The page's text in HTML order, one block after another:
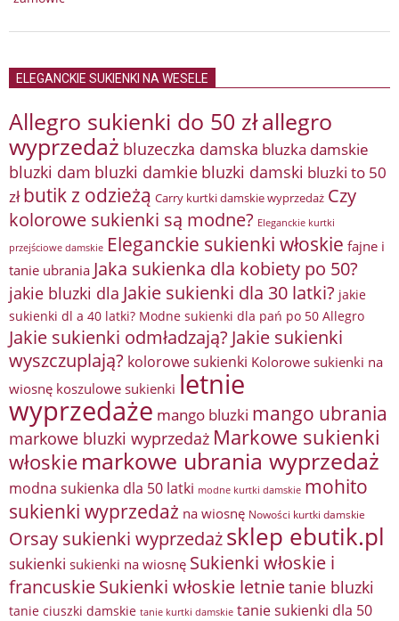
ELEGANCKIE SUKIENKI NA WESELE
Allegro sukienki do 50 złallegro
wyprzedaż bluzeczka damska bluzka damskie
bluzki dam bluzki damkie bluzki damski bluzki to 50
zł butik z odzieżą Carry kurtki damskie wyprzedaż Czy
kolorowe sukienki są modne? Eleganckie kurtki
przejściowe damskie Eleganckie sukienki włoskie fajne i
tanie ubrania Jaka sukienka dla kobiety po 50?
jakie bluzki dla Jakie sukienki dla 30 latki? jakie
sukienki dl a 40 latki? Modne sukienki dla pań po 50 Allegro
Jakie sukienki odmładzają? Jakie sukienki
wyszczuplają? kolorowe sukienki Kolorowe sukienki na
wiosnę koszulowe sukienki letnie
wyprzedaże mango bluzki mango ubrania
markowe bluzki wyprzedaż Markowe sukienki
włoskie markowe ubrania wyprzedaż
modna sukienka dla 50 latki modne kurtki damskie mohito
sukienki wyprzedaż na wiosnę Nowości kurtki damskie
Orsay sukienki wyprzedażsklep ebutik.pl
sukienki sukienki na wiosnę Sukienki włoskie i
francuskieSukienki włoskie letnietanie bluzki
tanie ciuszki damskie tanie kurtki damskie tanie sukienki dla 50